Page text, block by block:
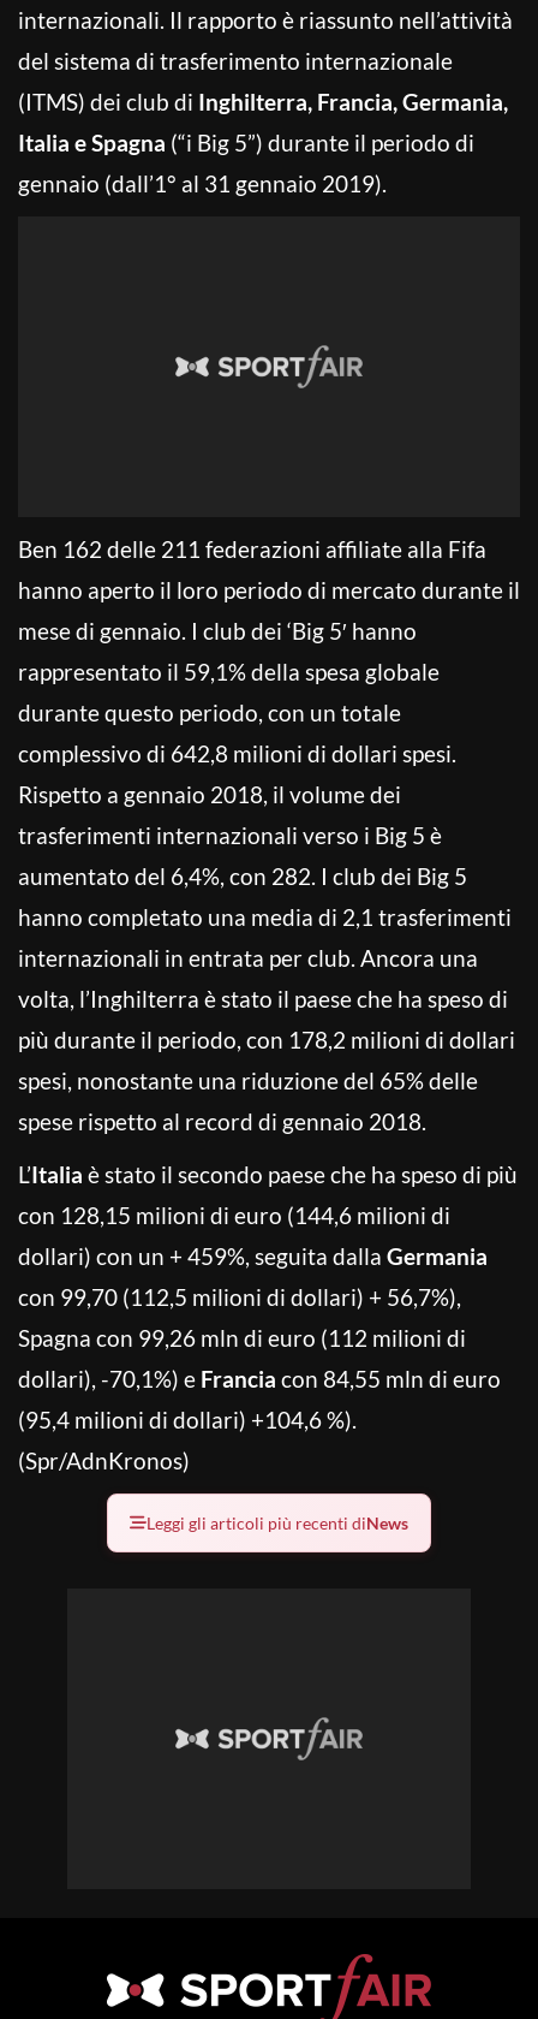
internazionali. Il rapporto è riassunto nell’attività
del sistema di trasferimento internazionale
(ITMS) dei club di Inghilterra, Francia, Germania,
Italia e Spagna (“i Big 5”) durante il periodo di
gennaio (dall’1° al 31 gennaio 2019).
Ben 162 delle 211 federazioni affiliate alla Fifa
hanno aperto il loro periodo di mercato durante il
mese di gennaio. I club dei ‘Big 5′ hanno
rappresentato il 59,1% della spesa globale
durante questo periodo, con un totale
complessivo di 642,8 milioni di dollari spesi.
Rispetto a gennaio 2018, il volume dei
trasferimenti internazionali verso i Big 5 è
aumentato del 6,4%, con 282. I club dei Big 5
hanno completato una media di 2,1 trasferimenti
internazionali in entrata per club. Ancora una
volta, l’Inghilterra è stato il paese che ha speso di
più durante il periodo, con 178,2 milioni di dollari
spesi, nonostante una riduzione del 65% delle
spese rispetto al record di gennaio 2018.
L’Italia è stato il secondo paese che ha speso di più
con 128,15 milioni di euro (144,6 milioni di
dollari) con un + 459%, seguita dalla Germania
con 99,70 (112,5 milioni di dollari) + 56,7%),
Spagna con 99,26 mln di euro (112 milioni di
dollari), -70,1%) e Francia con 84,55 mln di euro
(95,4 milioni di dollari) +104,6 %).
(Spr/AdnKronos)
Leggi gli articoli più recenti diNews